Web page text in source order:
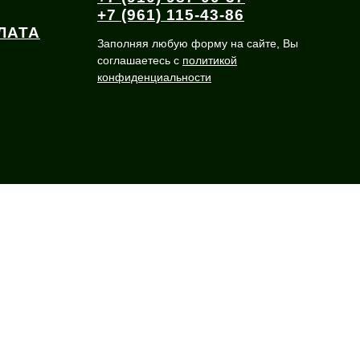
+7 (961) 115-43-86
Заполняя любую форму на сайте, Вы
соглашаетесь с политикой
конфиденциальности